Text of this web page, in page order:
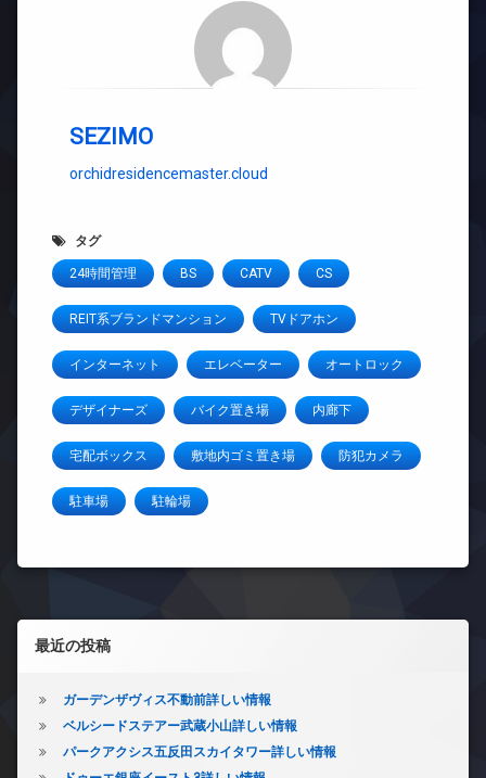
SEZIMO
orchidresidencemaster.cloud
タグ
24時間管理 BS CATV CS
REIT系ブランドマンション TVドアホン
インターネット エレベーター オートロック
デザイナーズ バイク置き場 内廊下
宅配ボックス 敷地内ゴミ置き場 防犯カメラ
駐車場 駐輪場
左サイドバー
最近の投稿
ガーデンザヴィス不動前詳しい情報
ベルシードステアー武蔵小山詳しい情報
パークアクシス五反田スカイタワー詳しい情報